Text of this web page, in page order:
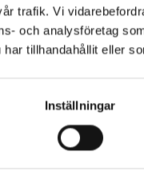
trafik. Vi
och analysföretag
tillhandahållit eller
Inställningar